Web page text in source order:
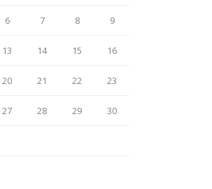
6 7 8 9
13 14 15 16
20 21 22 23
27 28 29 30